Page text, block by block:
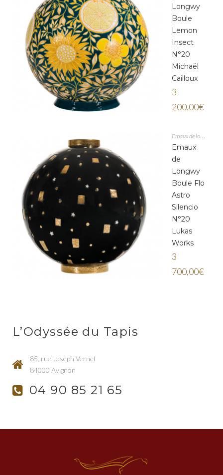
Longwy
Boule
Lemon
Insect
N°20
Michaël
Cailloux
3
200,00€
Emaux
de
Longwy
Boule Flo
Astro
Silencio
N°20
Lukas
Works
3
700,00€
L’Odyssée du Tapis
85, rue Joseph Vernet
84000 Avignon
04 90 85 21 65